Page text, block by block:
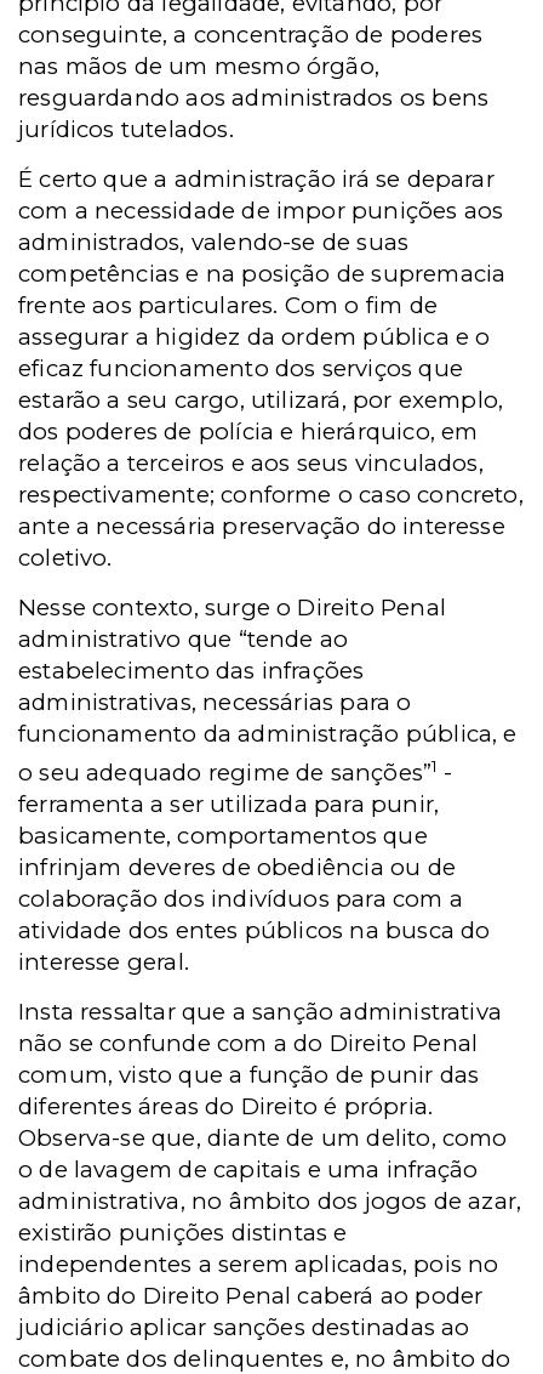
conseguinte, a concentração de poderes
nas mãos de um mesmo órgão,
resguardando aos administrados os bens
jurídicos tutelados.
É certo que a administração irá se deparar
com a necessidadede impor punições aos
administrados, valendo-se de suas
competências e na posição de supremacia
frente aos particulares. Com o fim de
assegurar a higidez da ordem pública e o
eficaz funcionamento dos serviços que
estarão a seu cargo, utilizará, por exemplo,
dos poderes de polícia e hierárquico, em
relação a terceiros e aos seus vinculados,
respectivamente; conforme o caso concreto,
ante a necessária preservação do interesse
coletivo.
Nesse contexto, surge o Direito Penal
administrativo que “tende ao
estabelecimento das infrações
administrativas, necessárias para o
funcionamento da administração pública, e
o seu adequado regime de sanções”1 -
ferramenta a ser utilizada para punir,
basicamente, comportamentos que
infrinjam deveres de obediência ou de
colaboração dos indivíduos para com a
atividade dos entes públicos na busca do
interesse geral.
Insta ressaltar que a sanção administrativa
não se confunde com a do Direito Penal
comum, visto que a função de punir das
diferentes áreas do Direito é própria.
Observa-se que, diante de um delito, como
o de lavagem de capitais e uma infração
administrativa, no âmbito dos jogos de azar,
existirão punições distintas e
independentes a serem aplicadas, pois no
âmbito do Direito Penal caberá ao poder
judiciário aplicar sanções destinadas ao
combate dos delinquentes e, no âmbito do